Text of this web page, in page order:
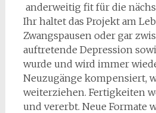
anderweitig fit für die
Ihr haltet das Projekt am
Zwangspausen oder gar
auftretende Depression
wurde und wird immer
Neuzugänge kompensiert,
weiterziehen. Fertigkeiten
und vererbt. Neue Formate